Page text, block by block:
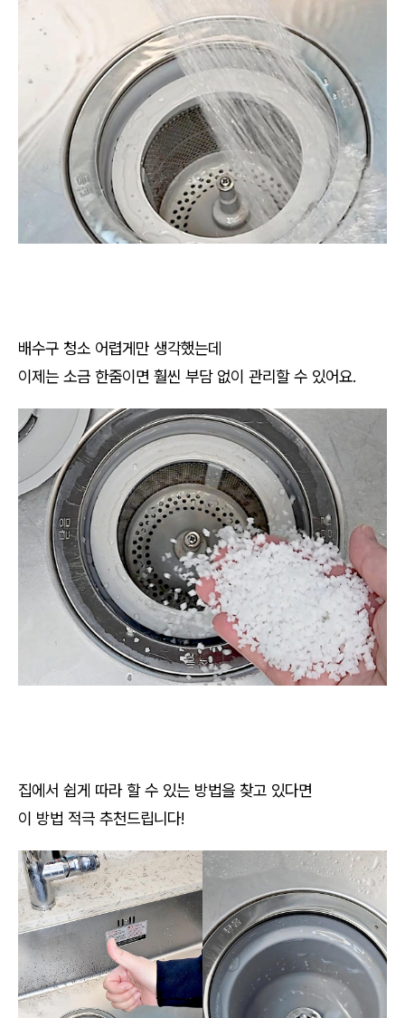
배수구 청소 어렵게만 생각했는데
이제는 소금 한줌이면 훨씬 부담 없이 관리할 수 있어요.
집에서 쉽게 따라 할 수 있는 방법을 찾고 있다면
이 방법 적극 추천드립니다!